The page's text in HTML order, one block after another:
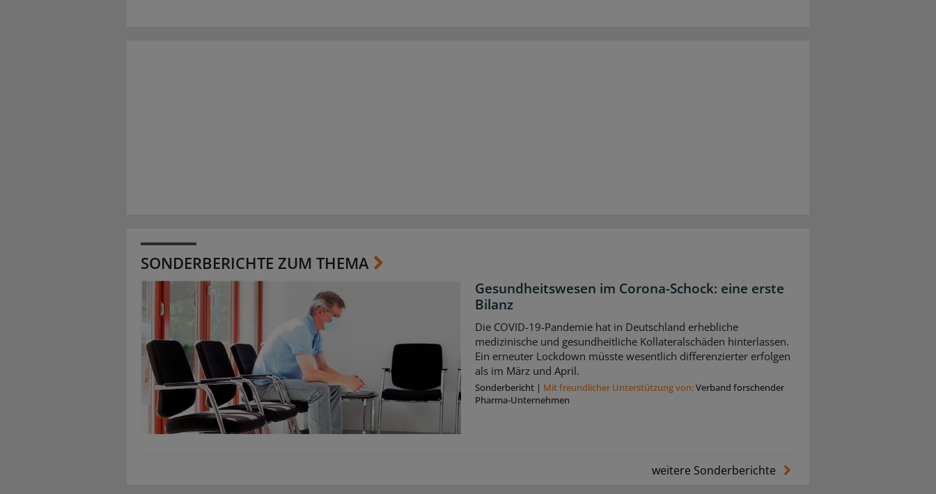
SONDERBERICHTE ZUM THEMA
Gesundheitswesen im Corona-Schock: eine erste
Bilanz
Die COVID-19-Pandemie hat in Deutschland erhebliche
medizinische und gesundheitliche Kollateralschäden hinterlassen.
Ein erneuter Lockdown müsste wesentlich differenzierter erfolgen
als im März und April.
Sonderbericht | Mit freundlicher Unterstützung von:Verband forschender
Pharma-Unternehmen
weitere Sonderberichte